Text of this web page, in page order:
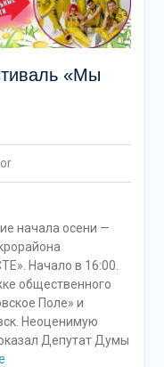
«Мы
начала осени —
Начало в 16:00.
общественного
Поле» и
Неоценимую
Депутат Думы